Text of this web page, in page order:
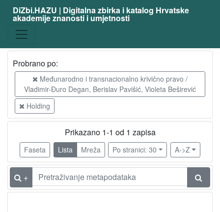
DiZbi.HAZU | Digitalna zbirka i katalog Hrvatske
akademije znanosti i umjetnosti
Probrano po:
Međunarodno i transnacionalno krivično pravo /
Vladimir-Đuro Degan, Berislav Pavišić, Violeta Beširević
Holding
Prikazano 1-1 od 1 zapisa
Faseta Lista Mreža Po stranici: 30 A->Z
+